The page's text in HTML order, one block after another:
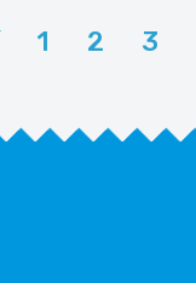
1 2 3